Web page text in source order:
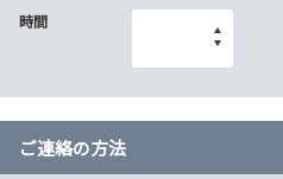
時間
ご連絡の方法